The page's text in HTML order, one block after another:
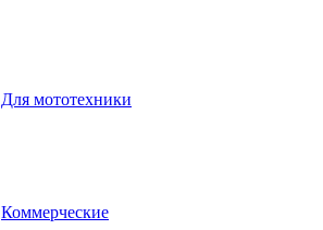
Для мототехники
Коммерческие